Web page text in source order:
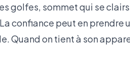
golfes, sommet qui se
confiance peut en prendre
Quand on tient à son